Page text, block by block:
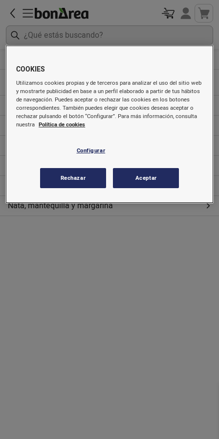
Leche
Yogures
Postres
Horchatas y batidos
Leches no líquidas
Nata, mantequilla y margarina
COOKIES
Utilizamos cookies propias y de terceros para analizar el uso del sitio web
y mostrarte publicidad en base a un perfil elaborado a partir de tus hábitos
de navegación. Puedes aceptar o rechazar las cookies en los botones
correspondientes. También puedes elegir que cookies deseas aceptar o
rechazar pulsando el botón “Configurar”. Para más información, consulta
nuestra Política de cookies
Configurar
Rechazar Aceptar